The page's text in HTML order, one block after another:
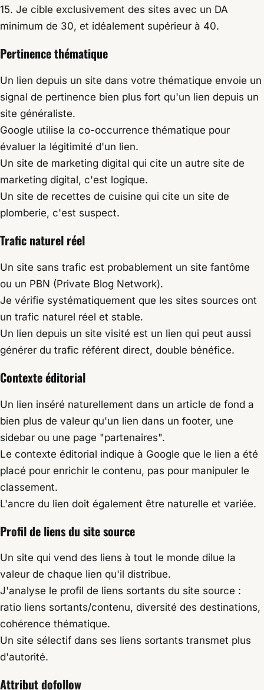
15. Je cible exclusivement des sites avec un DA
minimum de 30, et idéalement supérieur à 40.
Pertinence thématique
Un lien depuis un site dans votre thématique envoie un
signal de pertinence bien plus fort qu'un lien depuis un
site généraliste.
Google utilise la co-occurrence thématique pour
évaluer la légitimité d'un lien.
Un site de marketing digital qui cite un autre site de
marketing digital, c'est logique.
Un site de recettes de cuisine qui cite un site de
plomberie, c'est suspect.
Trafic naturel réel
Un site sans trafic est probablement un site fantôme
ou un PBN (Private Blog Network).
Je vérifie systématiquement que les sites sources ont
un trafic naturel réel et stable.
Un lien depuis un site visité est un lien qui peut aussi
générer du trafic référent direct, double bénéfice.
Contexte éditorial
Un lien inséré naturellement dans un article de fond a
bien plus de valeur qu'un lien dans un footer, une
sidebar ou une page "partenaires".
Le contexte éditorial indique à Google que le lien a été
placé pour enrichir le contenu, pas pour manipuler le
classement.
L'ancre du lien doit également être naturelle et variée.
Profil de liens du site source
Un site qui vend des liens à tout le monde dilue la
valeur de chaque lien qu'il distribue.
J'analyse le profil de liens sortants du site source :
ratio liens sortants/contenu, diversité des destinations,
cohérence thématique.
Un site sélectif dans ses liens sortants transmet plus
d'autorité.
Attribut dofollow